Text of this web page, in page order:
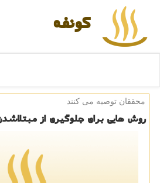
كونفه
محققان توصیه می كنند
روش هایی برای جلوگیری از